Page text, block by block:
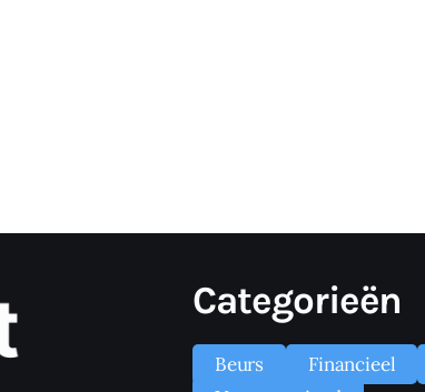
Categorieën
Beurs Financieel